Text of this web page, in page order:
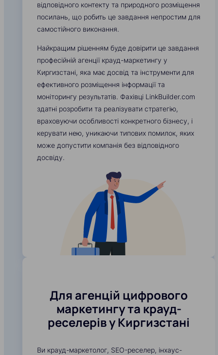
відповідного контекту та природного розміщення
посилань, що робить це завдання непростим для
самостійного виконання.
Найкращим рішенням буде довірити це завдання
професійній агенції крауд-маркетингу у
Киргизстані, яка має досвід та інструменти для
ефективного розміщення інформації та
моніторингу результатів. Фахівці LinkBuilder.com
здатні розробити та реалізувати стратегію,
враховуючи особливості конкретного бізнесу, і
керувати нею, уникаючи типових помилок, яких
може допустити компанія без відповідного
досвіду.
Для агенцій цифрового
маркетингу та крауд-
реселерів у Киргизстані
Ви крауд-маркетолог, SEO-реселер, інхаус-